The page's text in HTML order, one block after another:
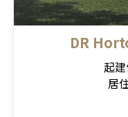
DR
起
居